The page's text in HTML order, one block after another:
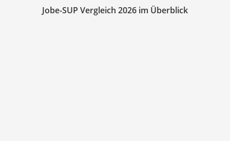
Jobe-SUP Vergleich 2026 im Überblick